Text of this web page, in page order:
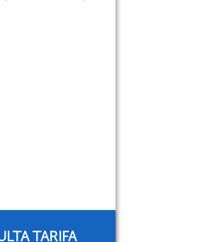
TARIFA